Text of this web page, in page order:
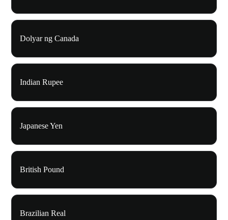
Dolyar ng Canada
Indian Rupee
Japanese Yen
British Pound
Brazilian Real